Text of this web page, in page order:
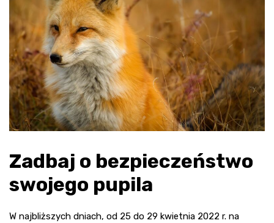
Zadbaj o bezpieczeństwo
swojego pupila
W najbliższych dniach, od 25 do 29 kwietnia 2022 r. na